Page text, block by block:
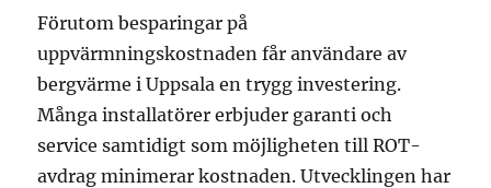
Förutom besparingar på
uppvärmningskostnaden får användare av
bergvärme i Uppsala en trygg investering.
Många installatörer erbjuder garanti och
service samtidigt som möjligheten till ROT-
avdrag minimerar kostnaden. Utvecklingen har